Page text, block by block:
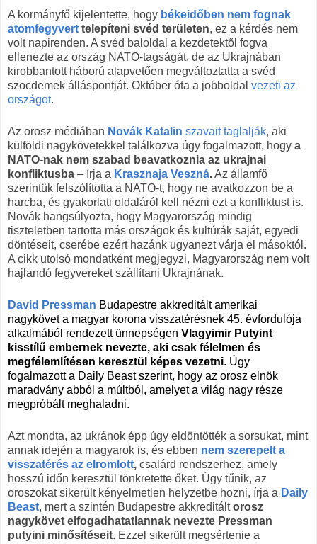
A kormányfő kijelentette, hogy békeidőben nem fognak
atomfegyvert telepíteni svéd területen, ez a kérdés nem
volt napirenden. A svéd baloldal a kezdetektől fogva
ellenezte az ország NATO-tagságát, de az Ukrajnában
kirobbantott háború alapvetően megváltoztatta a svéd
szocdemek álláspontját. Október óta a jobboldal vezeti az
országot.
Az orosz médiában Novák Katalin szavait taglalják, aki
külföldi nagykövetekkel találkozva úgy fogalmazott, hogy a
NATO-nak nem szabad beavatkoznia az ukrajnai
konfliktusba – írja a Krasznaja Veszná.Az államfő
szerintük felszólította a NATO-t, hogy ne avatkozzon be a
harcba, és gyakorlati oldaláról kell nézni ezt a konfliktust is.
Novák hangsúlyozta, hogy Magyarország mindig
tiszteletben tartotta más országok és kultúrák saját, egyedi
döntéseit, cserébe ezért hazánk ugyanezt várja el másoktól.
A cikk utolsó mondatként megjegyzi, Magyarország nem volt
hajlandó fegyvereket szállítani Ukrajnának.
David Pressman Budapestre akkreditált amerikai
nagykövet a magyar korona visszatérésnek 45. évfordulója
alkalmából rendezett ünnepségen Vlagyimir Putyint
kisstílű embernek nevezte, aki csak félelmen és
megfélemlítésen keresztül képes vezetni. Úgy
fogalmazott a Daily Beast szerint, hogy az orosz elnök
maradvány abból a múltból, amelyet a világ nagy része
megpróbált meghaladni.
Azt mondta, az ukránok épp úgy eldöntötték a sorsukat, mint
annak idején a magyarok is, és ebben nem szerepelt a
visszatérés az elromlott, csalárd rendszerhez, amely
hosszú időn keresztül tönkretette őket. Úgy tűnik, az
oroszokat sikerült kényelmetlen helyzetbe hozni, írja a Daily
Beast, mert a szintén Budapestre akkreditáltorosz
nagykövet elfogadhatatlannak nevezte Pressman
putyini minősítéseit. Ezzel sikerült megsértenie a